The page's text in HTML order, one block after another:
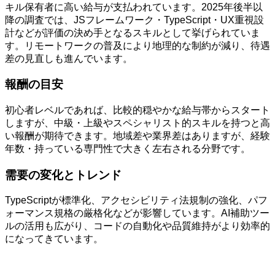
キル保有者に高い給与が支払われています。2025年後半以
降の調査では、JSフレームワーク・TypeScript・UX重視設
計などが評価の決め手となるスキルとして挙げられていま
す。リモートワークの普及により地理的な制約が減り、待遇
差の見直しも進んでいます。
報酬の目安
初心者レベルであれば、比較的穏やかな給与帯からスタート
しますが、中級・上級やスペシャリスト的スキルを持つと高
い報酬が期待できます。地域差や業界差はありますが、経験
年数・持っている専門性で大きく左右される分野です。
需要の変化とトレンド
TypeScriptが標準化、アクセシビリティ法規制の強化、パフ
ォーマンス規格の厳格化などが影響しています。AI補助ツー
ルの活用も広がり、コードの自動化や品質維持がより効率的
になってきています。